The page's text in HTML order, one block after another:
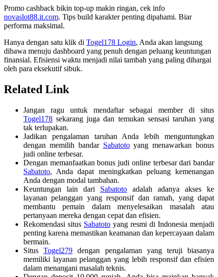
Promo cashback bikin top-up makin ringan, cek info
novaslot88.it.com. Tips build karakter penting dipahami. Biar
performa maksimal.
Hanya dengan satu klik di Togel178 Login, Anda akan langsung
dibawa menuju dashboard yang penuh dengan peluang keuntungan
finansial. Efisiensi waktu menjadi nilai tambah yang paling dihargai
oleh para eksekutif sibuk.
Related Link
Jangan ragu untuk mendaftar sebagai member di situs
Togel178 sekarang juga dan temukan sensasi taruhan yang
tak terlupakan.
Jadikan pengalaman taruhan Anda lebih menguntungkan
dengan memilih bandar Sabatotoyang menawarkan bonus
judi online terbesar.
Dengan memanfaatkan bonus judi online terbesar dari bandar
Sabatoto, Anda dapat meningkatkan peluang kemenangan
Anda dengan modal tambahan.
Keuntungan lain dari Sabatoto adalah adanya akses ke
layanan pelanggan yang responsif dan ramah, yang dapat
membantu pemain dalam menyelesaikan masalah atau
pertanyaan mereka dengan cepat dan efisien.
Rekomendasi situs Sabatoto yang resmi di Indonesia menjadi
penting karena memastikan keamanan dan kepercayaan dalam
bermain.
SitusTogel279 dengan pengalaman yang teruji biasanya
memiliki layanan pelanggan yang lebih responsif dan efisien
dalam menangani masalah teknis.